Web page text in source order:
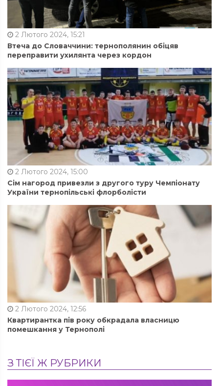
2 Лютого 2024, 15:21
Втеча до Словаччини: тернополянин обіцяв
переправити ухилянта через кордон
2 Лютого 2024, 15:00
Сім нагород привезли з другого туру Чемпіонату
України тернопільські флорболісти
2 Лютого 2024, 12:56
Квартирантка пів року обкрадала власницю
помешкання у Тернополі
З ТІЄЇ Ж РУБРИКИ